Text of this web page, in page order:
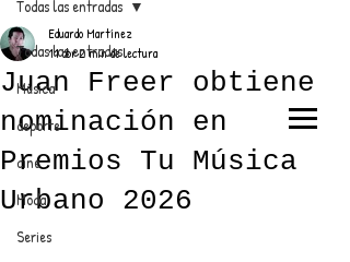
EL TRENDY TOP
CON EDDY MARTINEZ
Todas las entradas
Música
deporte
cine
Moda
Series
Todas las entradas
Juan Freer obtiene
nominación en
Premios Tu Música
Urbano 2026
Eduardo Martínez
11 abr2 min de lectura